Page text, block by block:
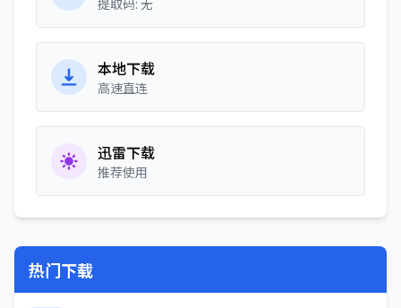
提取码: 无
本地下载
高速直连
迅雷下载
推荐使用
热门下载